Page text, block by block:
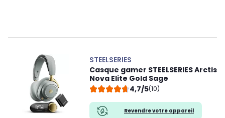
STEELSERIES
Casque gamer STEELSERIES Arctis
Nova Elite Gold Sage
4,7/5(10)
Revendre votre appareil